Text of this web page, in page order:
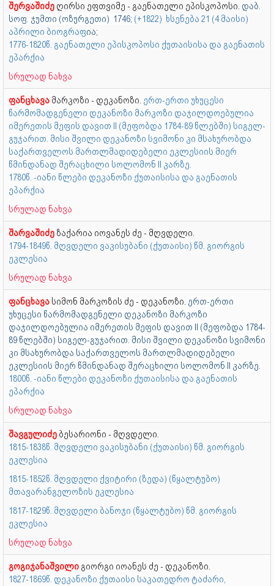
შერვაშიძე ღირსი ეფთვიმე - გაენათელი ეპისკოპოსი. დაბ.
სოფ. ჯუმთი (ოზურგეთი) 1746; (+1822) ხსენება 21 (4 მაისი)
აპრილი ბიოგრაფია;
1776-1820წ. გაენათელი ეპისკოპოსი ქუთაისისა და გაენათის
ეპარქია
სრულად ნახვა
ფანცხავა მარკოზი - დეკანოზი. ერთ-ერთი უხუცესი
წარმომადგენელი დეკანოზი მარკოზი დაჯილდოებულია
იმერეთის მეფის დავით II (მეფობდა 1784-89 წლებში) სიგელ-
გუჯარით. მისი შვილი დეკანოზი სვიმონი კი მსახურობდა
საქართველოს მართლმადიდებელი ეკლესიის მიერ
წმინდანად შერაცხილი სოლომონ II კარზე.
1780წ. -იანი წლები დეკანოზი ქუთაისისა და გაენათის
ეპარქია
სრულად ნახვა
შარვაშიძე ზაქარია იოვანეს ძე - მღვდელი.
1794-1849წ. მღვდელი ვაკისუბანი (ქუთაისი) წმ. გიორგის
ეკლესია
სრულად ნახვა
ფანცხავა სიმონ მარკოზის ძე - დეკანოზი. ერთ-ერთი
უხუცესი წარმომადგენელი დეკანოზი მარკოზი
დაჯილდოებულია იმერეთის მეფის დავით II (მეფობდა 1784-
89 წლებში) სიგელ-გუჯარით. მისი შვილი დეკანოზი სვიმონი
კი მსახურობდა საქართველოს მართლმადიდებელი
ეკლესიის მიერ წმინდანად შერაცხილი სოლომონ II კარზე.
1800წ. -იანი წლები დეკანოზი ქუთაისისა და გაენათის
ეპარქია
სრულად ნახვა
შავგულიძე ბესარიონი - მღვდელი.
1815-1838წ. მღვდელი ვაკისუბანი (ქუთაისი) წმ. გიორგის
ეკლესია
1815-1852წ. მღვდელი ქვიტირი (ზედა) (წყალტუბო)
მთავარანგელოზის ეკლესია
1817-1829წ. მღვდელი ბანოჯი (წყალტუბო) წმ. გიორგის
ეკლესია
სრულად ნახვა
გოგიჯანაშვილი გიორგი იოანეს ძე - დეკანოზი.
1827-1869წ. დეკანოზი ქუთაისი საკათედრო ტაძარი,